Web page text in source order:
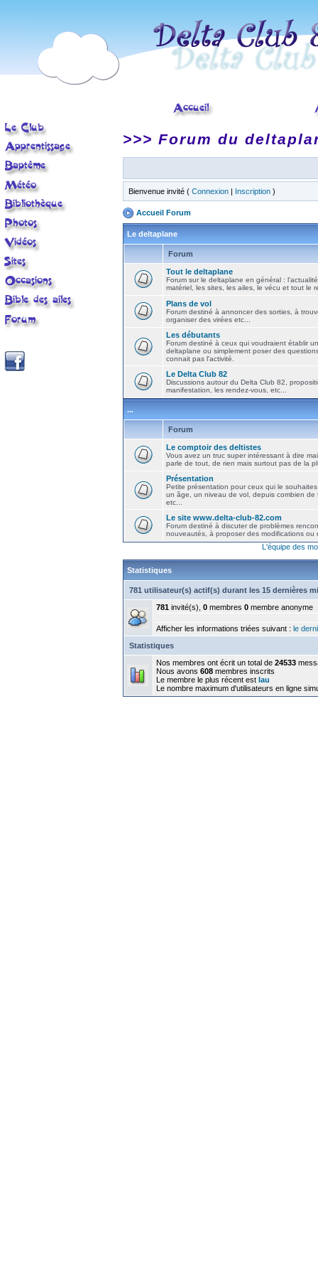
>>> Forum du
Bienvenue invité ( Connexion | Inscription )
Accueil Forum
Le deltaplane
Forum
Tout le deltaplane
Forum sur le deltaplane en général :
matériel, les sites, les ailes, le vécu et tout le
Plans de vol
Forum destiné à annoncer des sorties, à
organiser des virées etc...
Les débutants
Forum destiné à ceux qui voudraient établir
deltaplane ou simplement poser des
connait pas l'activité.
Le Delta Club 82
Discussions autour du Delta Club 82,
manifestation, les rendez-vous, etc...
...
Forum
Le comptoir des deltistes
Vous avez un truc super intéressant à dire
parle de tout, de rien mais surtout pas de la
Présentation
Petite présentation pour ceux qui le
un âge, un niveau de vol, depuis combien de
etc...
Le site www.delta-club-82.com
Forum destiné à discuter de problèmes
nouveautés, à proposer des modifications ou
L'équipe des
Statistiques
781 utilisateur(s) actif(s) durant les 15 dernières
781 invité(s), 0 membres 0 membre anonyme
Afficher les informations triées suivant : le
Statistiques
Nos membres ont écrit un total de 24533
Nous avons 608 membres inscrits
Le membre le plus récent est lau
Le nombre maximum d'utilisateurs en ligne